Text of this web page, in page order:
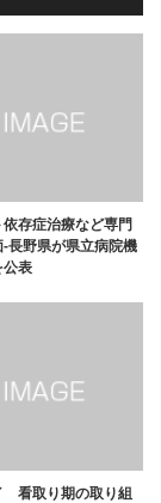
存症治療など専門
長野県が県立病院機
公表
看取り期の取り組